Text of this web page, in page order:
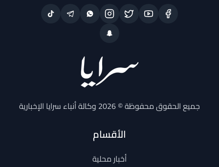
جميع الحقوق محفوظة © 2026 وكالة أنباء سرايا الإخبارية
الأقسام
أخبار محلية